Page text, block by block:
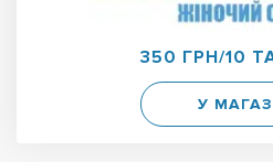
350 ГРН/10
У